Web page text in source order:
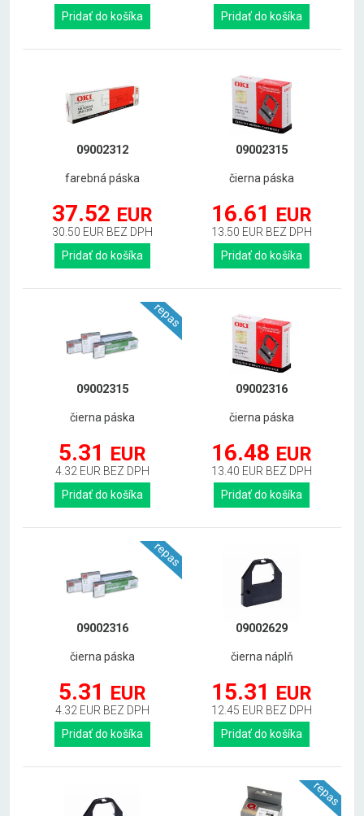
Pridať do košíka
Pridať do košíka
09002312
farebná páska
37.52 EUR
30.50 EUR BEZ DPH
Pridať do košíka
09002315
čierna páska
16.61 EUR
13.50 EUR BEZ DPH
Pridať do košíka
repas
09002315
čierna páska
5.31 EUR
4.32 EUR BEZ DPH
Pridať do košíka
09002316
čierna páska
16.48 EUR
13.40 EUR BEZ DPH
Pridať do košíka
repas
09002316
čierna páska
5.31 EUR
4.32 EUR BEZ DPH
Pridať do košíka
09002629
čierna náplň
15.31 EUR
12.45 EUR BEZ DPH
Pridať do košíka
repas